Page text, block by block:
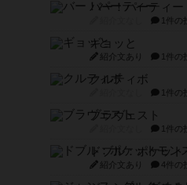
バー！パーティー
1件の
ギョッと
紹介文あり 1件の
クルティボ
1件の
ブラヴェスト
1件の
紹介文あり 4件の